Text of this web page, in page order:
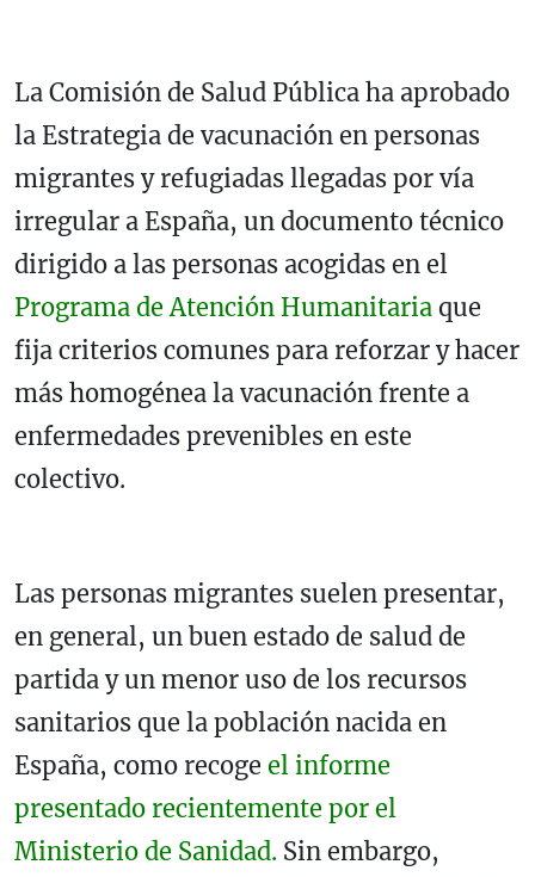
La Comisión de Salud Pública ha aprobado
la Estrategia de vacunación en personas
migrantes y refugiadas llegadas por vía
irregular a España, un documento técnico
dirigido a las personas acogidas en el
Programa de Atención Humanitaria que
fija criterios comunes para reforzar y hacer
más homogénea la vacunación frente a
enfermedades prevenibles en este
colectivo.
Las personas migrantes suelen presentar,
en general, un buen estado de salud de
partida y un menor uso de los recursos
sanitarios que la población nacida en
España, como recoge el informe
presentado recientemente por el
Ministerio de Sanidad. Sin embargo,